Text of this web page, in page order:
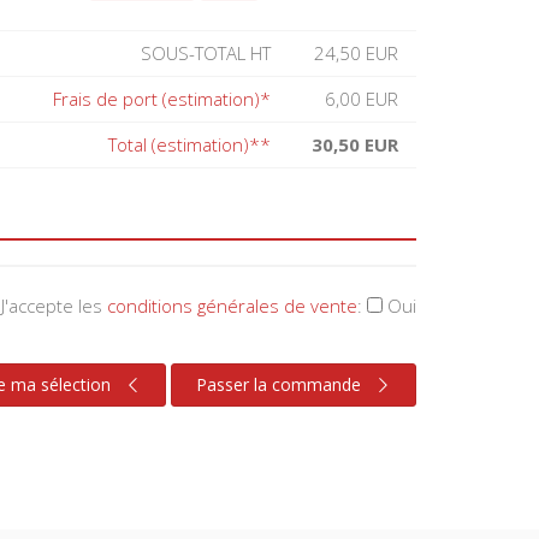
SOUS-TOTAL HT
24,50 EUR
Frais de port (estimation)*
6,00 EUR
Total (estimation)**
30,50 EUR
J'accepte les conditions générales de vente: Oui
ma sélection Passer la commande